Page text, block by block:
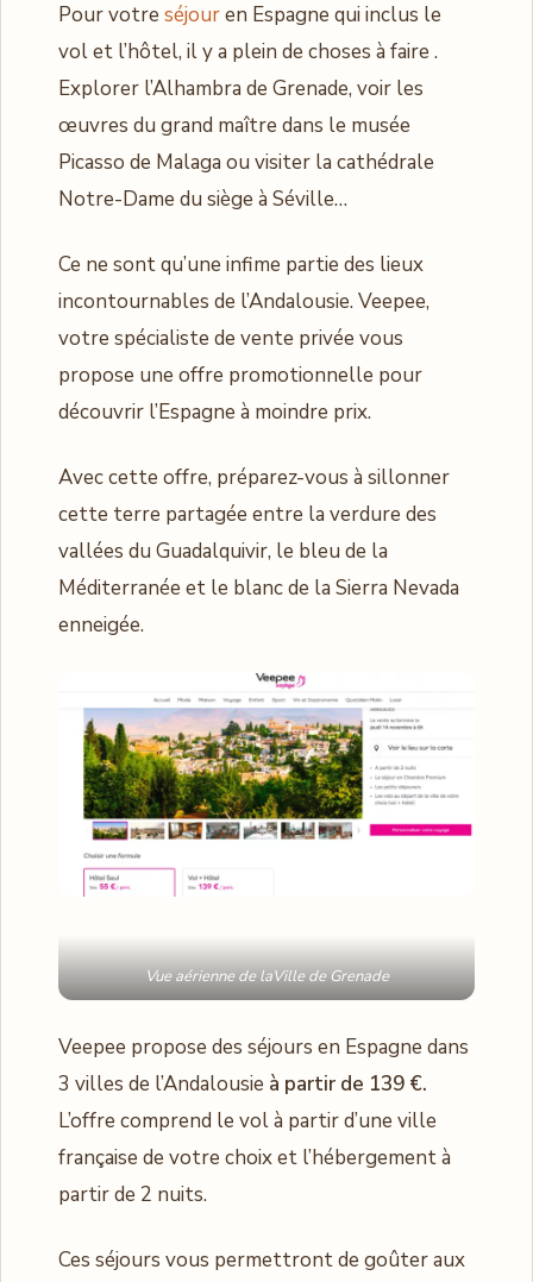
Pour votre séjouren Espagne qui inclus le
vol et l’hôtel, il y a plein de choses à faire .
Explorer l’Alhambra de Grenade, voir les
œuvres du grand maître dans le musée
Picasso de Malaga ou visiter la cathédrale
Notre-Dame du siège à Séville…
Ce ne sont qu’une infime partie des lieux
incontournables de l’Andalousie. Veepee,
votre spécialiste de vente privée vous
propose une offre promotionnelle pour
découvrir l’Espagne à moindre prix.
Avec cette offre, préparez-vous à sillonner
cette terre partagée entre la verdure des
vallées du Guadalquivir, le bleu de la
Méditerranée et le blanc de la Sierra Nevada
enneigée.
Vue aérienne de laVille de Grenade
Veepee propose des séjours en Espagne dans
3 villes de l’Andalousie à partir de 139 €.
L’offre comprend le vol à partir d’une ville
française de votre choix et l’hébergement à
partir de 2 nuits.
Ces séjours vous permettront de goûter aux